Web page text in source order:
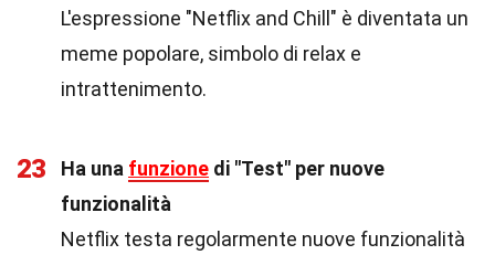
L'espressione "Netflix and Chill" è diventata un
meme popolare, simbolo di relax e
intrattenimento.
23 Ha una funzione di "Test" per nuove
funzionalità
Netflix testa regolarmente nuove funzionalità